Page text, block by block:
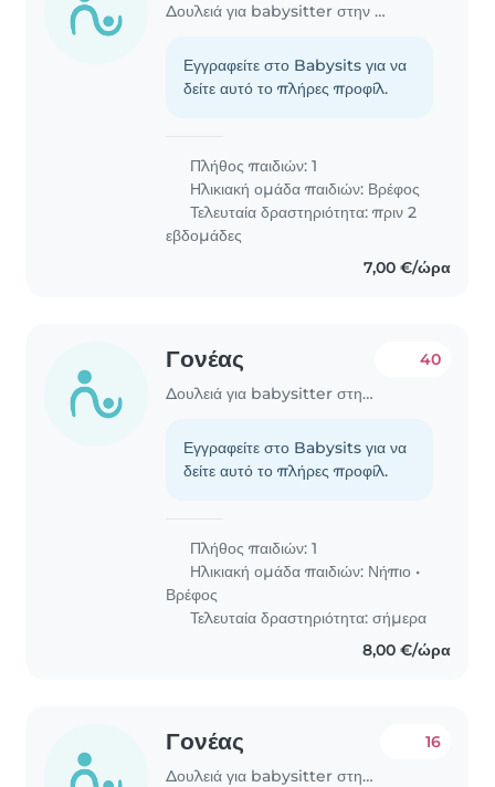
Δουλειά για babysitter στην περιοχή Γλυφάδα
Εγγραφείτε στο Babysits για να
δείτε αυτό το πλήρες προφίλ.
Πλήθος παιδιών: 1
Ηλικιακή ομάδα παιδιών: Βρέφος
Τελευταία δραστηριότητα: πριν 2
εβδομάδες
7,00 €/ώρα
Γονέας
Δουλειά για babysitter στην περιοχή Γλυφάδα
40
Εγγραφείτε στο Babysits για να
δείτε αυτό το πλήρες προφίλ.
Πλήθος παιδιών: 1
Ηλικιακή ομάδα παιδιών: Νήπιο •
Βρέφος
Τελευταία δραστηριότητα: σήμερα
8,00 €/ώρα
Γονέας
Δουλειά για babysitter στην περιοχή Γλυφάδα
16